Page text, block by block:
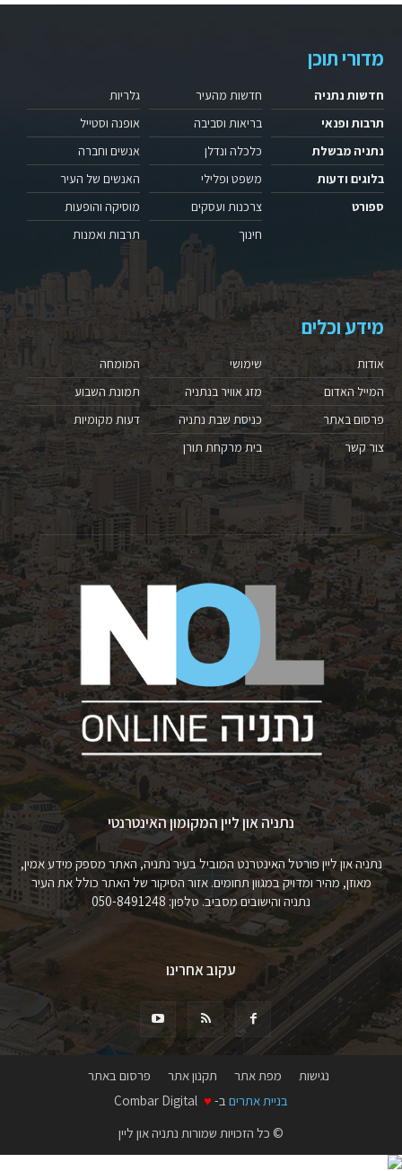
מדורי תוכן
חדשות נתניה
תרבות ופנאי
נתניה מבשלת
בלוגים ודעות
ספורט
חדשות מהעיר
בריאות וסביבה
כלכלה ונדלן
משפט ופלילי
צרכנות ועסקים
חינוך
גלריות
אופנה וסטייל
אנשים וחברה
האנשים של העיר
מוסיקה והופעות
תרבות ואמנות
מידע וכלים
אודות
המייל האדום
פרסום באתר
צור קשר
שימושי
מזג אוויר בנתניה
כניסת שבת נתניה
בית מרקחת תורן
המומחה
תמונת השבוע
דעות מקומיות
נתניה און ליין המקומון האינטרנטי
נתניה און ליין פורטל האינטרנט המוביל בעיר נתניה, האתר מספק מידע אמין,
מאוזן, מהיר ומדויק במגוון תחומים. אזור הסיקור של האתר כולל את העיר
נתניה והישובים מסביב. טלפון: 050-8491248
עקוב אחרינו
נגישות מפת אתר תקנון אתר
פרסום באתר
בניית אתרים ב- ♥
© כל הזכויות שמורות נתניה און ליין